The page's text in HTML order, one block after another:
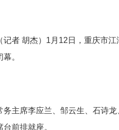
记者 胡杰）1月12日，重庆市
。
务主席李应兰、邹云生、石诗
前排就座。